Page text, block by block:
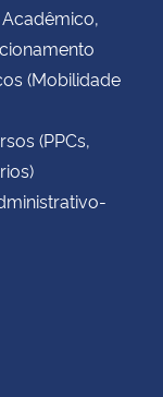
(Mobilidade
(PPCs,